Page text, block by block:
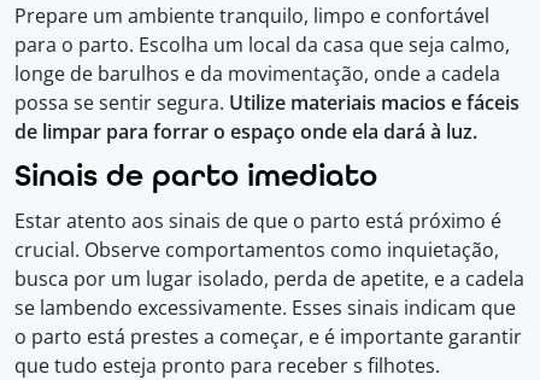
Prepare um ambiente tranquilo, limpo e confortável
para o parto. Escolha um local da casa que seja calmo,
longe de barulhos e da movimentação, onde a cadela
possa se sentir segura. Utilize materiais macios e fáceis
de limpar para forrar o espaço onde ela dará à luz.
Sinais de parto imediato
Estar atento aos sinais de que o parto está próximo é
crucial. Observe comportamentos como inquietação,
busca por um lugar isolado, perda de apetite, e a cadela
se lambendo excessivamente. Esses sinais indicam que
o parto está prestes a começar, e é importante garantir
que tudo esteja pronto para receber s filhotes.